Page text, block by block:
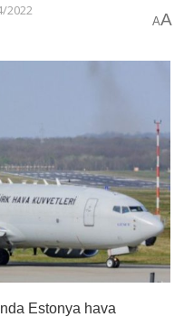
2022
AA
Estonya hava